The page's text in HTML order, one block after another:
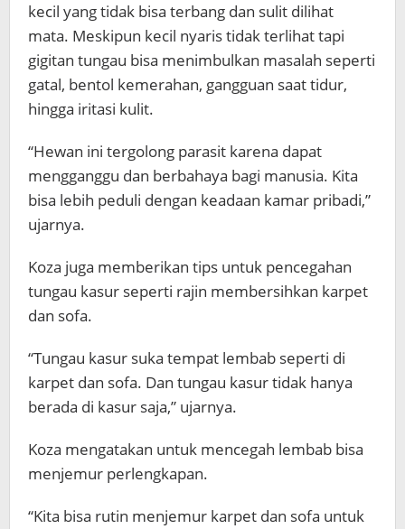
kecil yang tidak bisa terbang dan sulit dilihat
mata. Meskipun kecil nyaris tidak terlihat tapi
gigitan tungau bisa menimbulkan masalah seperti
gatal, bentol kemerahan, gangguan saat tidur,
hingga iritasi kulit.
“Hewan ini tergolong parasit karena dapat
mengganggu dan berbahaya bagi manusia. Kita
bisa lebih peduli dengan keadaan kamar pribadi,”
ujarnya.
Koza juga memberikan tips untuk pencegahan
tungau kasur seperti rajin membersihkan karpet
dan sofa.
“Tungau kasur suka tempat lembab seperti di
karpet dan sofa. Dan tungau kasur tidak hanya
berada di kasur saja,” ujarnya.
Koza mengatakan untuk mencegah lembab bisa
menjemur perlengkapan.
“Kita bisa rutin menjemur karpet dan sofa untuk